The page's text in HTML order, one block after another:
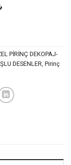
Şu
39,00 ₺.
PİRİNÇ DEKOPAJ-
DESENLER Pirinç